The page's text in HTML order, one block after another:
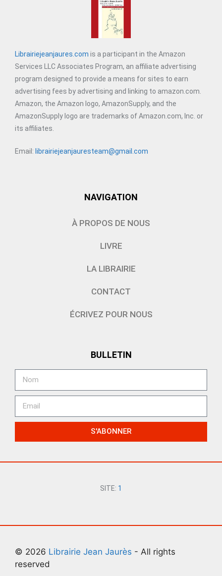
Librairiejeanjaures.com is a participant in the Amazon
Services LLC Associates Program, an affiliate advertising
program designed to provide a means for sites to earn
advertising fees by advertising and linking to amazon.com.
Amazon, the Amazon logo, AmazonSupply, and the
AmazonSupply logo are trademarks of Amazon.com, Inc. or
its affiliates.
Email: librairiejeanjauresteam@gmail.com
NAVIGATION
À PROPOS DE NOUS
LIVRE
LA LIBRAIRIE
CONTACT
ÉCRIVEZ POUR NOUS
BULLETIN
S'ABONNER
SITE: 1
© 2026 Librairie Jean Jaurès - All rights
reserved